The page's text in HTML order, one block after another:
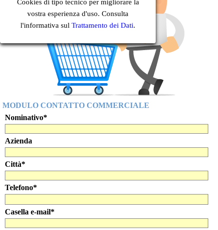
Cookies di tipo tecnico per migliorare la
vostra esperienza d'uso. Consulta
l'informativa sul Trattamento dei Dati.
MODULO CONTATTO COMMERCIALE
Nominativo*
Azienda
Città*
Telefono*
Casella e-mail*